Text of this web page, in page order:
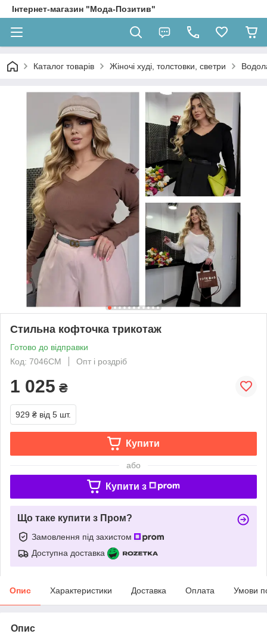
Інтернет-магазин "Мода-Позитив"
Каталог товарів Жіночі худі, толстовки, светри
Стильна кофточка трикотаж
Готово до відправки
Код: 7046СМ
Опт і роздріб
1 025 ₴
929 ₴ від 5 шт.
Купити
або
Купити з
Що таке купити з Пром?
Замовлення під захистом
Доступна доставка
Опис Характеристики Доставка Оплата Умови
Опис